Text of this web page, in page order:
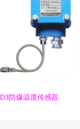
防爆温度传感器